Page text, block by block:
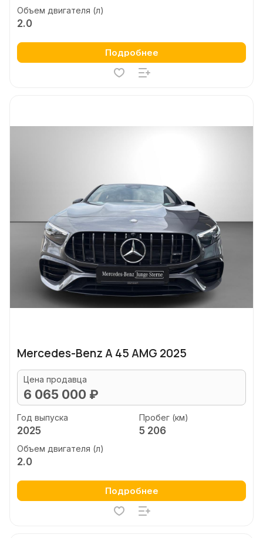
Объем двигателя (л)
2.0
Подробнее
Mercedes-Benz A 45 AMG 2025
Цена продавца
6 065 000 ₽
Год выпуска
2025
Пробег (км)
5 206
Объем двигателя (л)
2.0
Подробнее